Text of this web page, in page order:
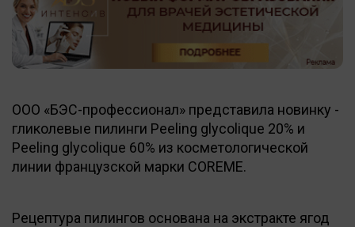
ООО «БЭС-профессионал» представила новинку -
гликолевые пилинги Peeling glycolique 20% и
Peeling glycolique 60% из косметологической
линии французской марки COREME.
Рецептура пилингов основана на экстракте ягод